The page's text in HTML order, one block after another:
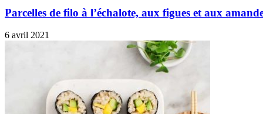
Parcelles de filo à l’échalote, aux figues et aux
6 avril 2021